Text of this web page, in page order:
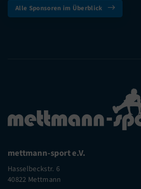
Alle Sponsoren im Überblick
mettmann-sport e.V.
Hasselbeckstr. 6
40822 Mettmann